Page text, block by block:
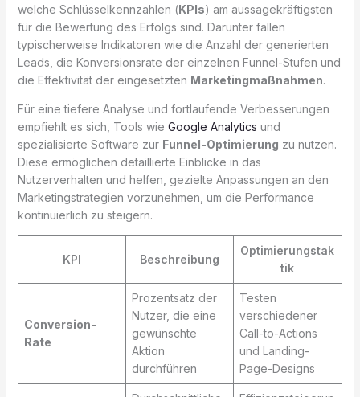
welche Schlüsselkennzahlen (KPIs) am aussagekräftigsten
für die Bewertung des Erfolgs sind. Darunter fallen
typischerweise Indikatoren wie die Anzahl der generierten
Leads, die Konversionsrate der einzelnen Funnel-Stufen und
die Effektivität der eingesetzten Marketingmaßnahmen.
Für eine tiefere Analyse und fortlaufende Verbesserungen
empfiehlt es sich, Tools wie Google Analytics und
spezialisierte Software zur Funnel-Optimierung zu nutzen.
Diese ermöglichen detaillierte Einblicke in das
Nutzerverhalten und helfen, gezielte Anpassungen an den
Marketingstrategien vorzunehmen, um die Performance
kontinuierlich zu steigern.
KPI Beschreibung
Optimierungstak
tik
Conversion-
Rate
Prozentsatz der
Nutzer, die eine
gewünschte
Aktion
durchführen
Testen
verschiedener
Call-to-Actions
und Landing-
Page-Designs